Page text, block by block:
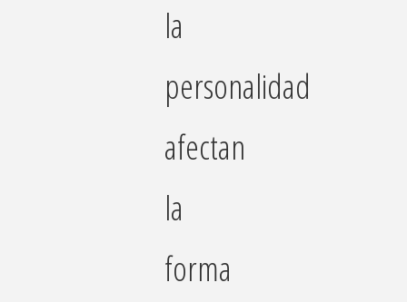
la
personalidad
afectan
la
forma